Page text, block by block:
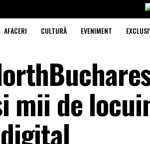
AFACERI CULTURĂ EVENIMENT
mii de